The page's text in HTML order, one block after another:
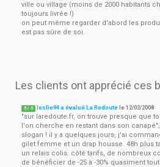
ville ou village (moins de 2000 habitants
toujours livrée !)
on peut même regarder d'abord les
est pas sûre de soi.
Les clients ont apprécié ces
5 / 5 leslie94 a évalué La Redoute le12/02/2008
"sur laredoute.fr, on trouve presque que
l'on cherche en restant dans son
slogan ! il y a quelques jours, j'ai
gilet femme et un drap housse. 48h plus
un relais colis. côté tarifs, de nombreux
de bénéficier de -25 à -30% quasiment